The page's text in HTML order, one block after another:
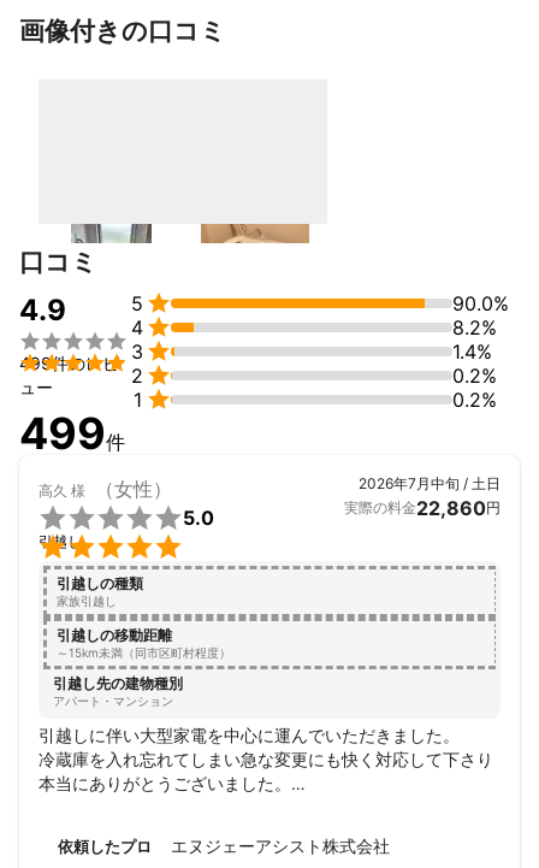
まさに転機だと思い、挑戦をいたしました！
画像付きの口コミ
口コミ
4.9


499件のレビ
ュー
5 
90.0%
4 
8.2%
3 
1.4%
2 
0.2%
1  0.2%
499件
高久 様 （女性）


5.0
引越し
2026年7月中旬 / 土日
実際の料金22,860円
引越しの種類
家族引越し
引越しの移動距離
～15km未満（同市区町村程度）
引越し先の建物種別
アパート・マンション
引越しに伴い大型家電を中心に運んでいただきました。
冷蔵庫を入れ忘れてしまい急な変更にも快く対応して下さり
本当にありがとうございました。
迅速で驚きました。
依頼したプロ エヌジェーアシスト株式会社